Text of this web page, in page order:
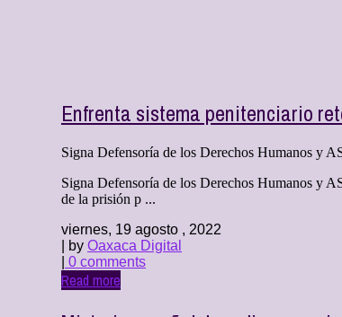
Enfrenta sistema penitenciario
Signa Defensoría de los Derechos Humanos y
Signa Defensoría de los Derechos Humanos y
de la prisión p ...
viernes, 19 agosto , 2022
| by Oaxaca Digital
0 comments
Read more